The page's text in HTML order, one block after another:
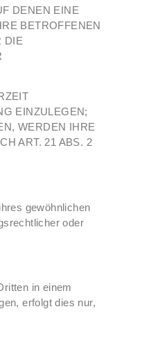
DENEN EINE
BETROFFENEN
DIE
EINZULEGEN;
WERDEN IHRE
ART. 21 ABS. 2
gewöhnlichen
oder
in einem
erfolgt dies nur,